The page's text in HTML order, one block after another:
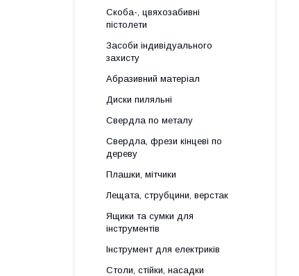
Скоба-, цвяхозабивні
пістолети
Засоби індивідуального
захисту
Абразивний матеріал
Диски пиляльні
Свердла по металу
Свердла, фрези кінцеві по
дереву
Плашки, мітчики
Лещата, струбцини, верстак
Ящики та сумки для
інструментів
Інструмент для електриків
Столи, стійки, насадки